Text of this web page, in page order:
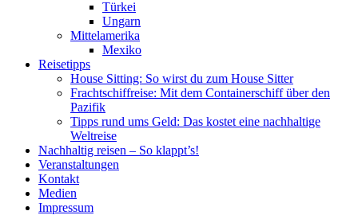
Türkei
Ungarn
Mittelamerika
Mexiko
Reisetipps
House Sitting: So wirst du zum House Sitter
Frachtschiffreise: Mit dem Containerschiff über den
Pazifik
Tipps rund ums Geld: Das kostet eine nachhaltige
Weltreise
Nachhaltig reisen – So klappt’s!
Veranstaltungen
Kontakt
Medien
Impressum